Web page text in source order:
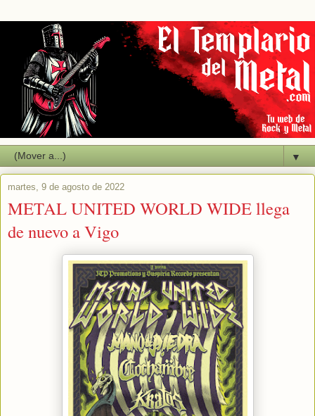
▼
martes, 9 de agosto de 2022
METAL UNITED WORLD WIDE llega
de nuevo a Vigo